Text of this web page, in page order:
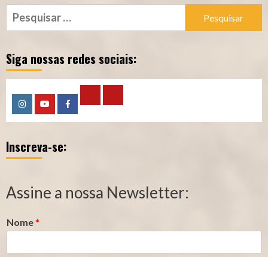
Pesquisar
por:
Siga nossas redes sociais:
InstagramYouTubeFacebook
Calculadora
–
Segurado
Calculadora
–
Contribuição
Inscreva-se:
Assine a nossa Newsletter:
Nome*